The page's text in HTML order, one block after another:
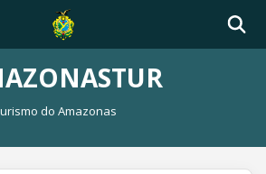
do Amazonas